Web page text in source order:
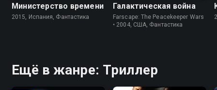
Министерство времени
2015, Испания, Фантастика
Галактическая война
Farscape: The Peacekeeper Wars
• 2004, США, Фантастика
Ещё в жанре: Триллер